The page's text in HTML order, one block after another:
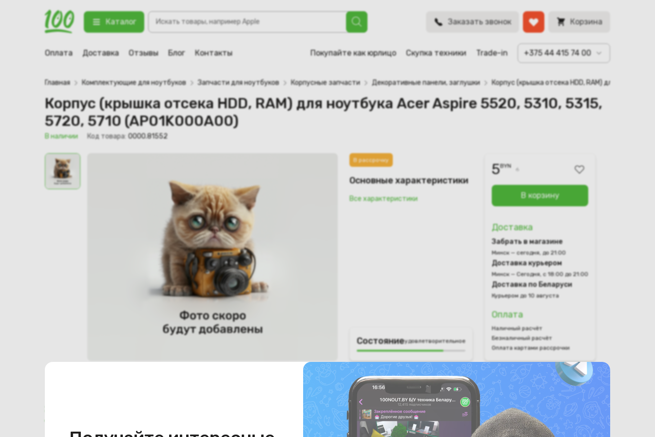
Каталог
товаров
Заказать звонок Корзина
Оплата Доставка Отзывы Блог Контакты Покупайте как юрлицо Скупка техники Trade-in +375 44 415 74 00
Корпус (крышка отсека HDD, RAM) для ноутбука Acer Aspire 5520, 5310, 5315, 5720, 5710 (AP01K000A00)
123 В наличии
BYN
Главная Комплектующие для ноутбуков Запчасти для ноутбуков Корпусные запчасти Декоративные панели, заглушки Корпус (крышка отсека HDD, RAM) для
Корпус (крышка отсека HDD, RAM) для ноутбука Acer Aspire 5520, 5310, 5315,
5720, 5710 (AP01K000A00)
В наличии Код товара: 0000.81552
В рассрочку
Основные характеристики
Все характеристики
Состояниеудовлетворительное
5BYN 6
В корзину
Доставка
Забрать в магазине
Минск — сегодня, до 21:00
Доставка курьером
Минск — Сегодня, с 18:00 до 21:00
Доставка по Беларуси
Курьером до 10 августа
Оплата
Наличный расчёт
Безналичный расчёт
Оплата картами рассрочки